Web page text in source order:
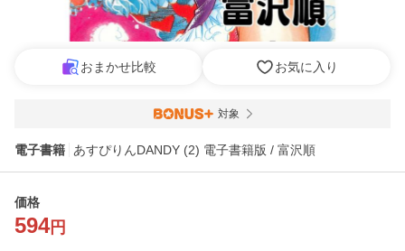
おまかせ比較 お気に入り
対象
電子書籍 あすぴりんDANDY (2) 電子書籍版 / 富沢順
価格
594円